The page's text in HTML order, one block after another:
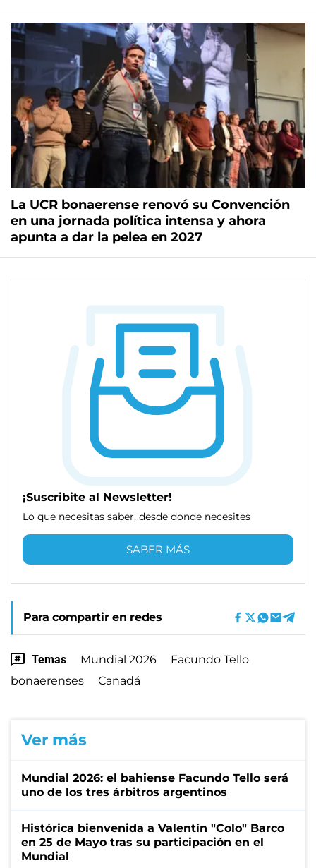
La UCR bonaerense renovó su Convención
en una jornada política intensa y ahora
apunta a dar la pelea en 2027
¡Suscribite al Newsletter!
Lo que necesitas saber, desde donde necesites
SABER MÁS
Para compartir en redes
Temas Mundial 2026
Facundo Tello
bonaerenses
Canadá
Ver más
Mundial 2026: el bahiense Facundo Tello será
uno de los tres árbitros argentinos
Histórica bienvenida a Valentín "Colo" Barco
en 25 de Mayo tras su participación en el
Mundial